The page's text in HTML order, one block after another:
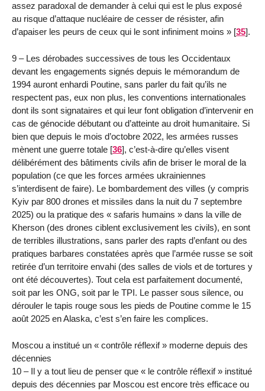
assez paradoxal de demander à celui qui est le plus exposé
au risque d’attaque nucléaire de cesser de résister, afin
d’apaiser les peurs de ceux qui le sont infiniment moins » [35].
9 – Les dérobades successives de tous les Occidentaux
devant les engagements signés depuis le mémorandum de
1994 auront enhardi Poutine, sans parler du fait qu’ils ne
respectent pas, eux non plus, les conventions internationales
dont ils sont signataires et qui leur font obligation d’intervenir en
cas de génocide débutant ou d’atteinte au droit humanitaire. Si
bien que depuis le mois d’octobre 2022, les armées russes
mènent une guerre totale [36], c’est-à-dire qu’elles visent
délibérément des bâtiments civils afin de briser le moral de la
population (ce que les forces armées ukrainiennes
s’interdisent de faire). Le bombardement des villes (y compris
Kyiv par 800 drones et missiles dans la nuit du 7 septembre
2025) ou la pratique des « safaris humains » dans la ville de
Kherson (des drones ciblent exclusivement les civils), en sont
de terribles illustrations, sans parler des rapts d’enfant ou des
pratiques barbares constatées après que l’armée russe se soit
retirée d’un territoire envahi (des salles de viols et de tortures y
ont été découvertes). Tout cela est parfaitement documenté,
soit par les ONG, soit par le TPI. Le passer sous silence, ou
dérouler le tapis rouge sous les pieds de Poutine comme le 15
août 2025 en Alaska, c’est s’en faire les complices.
Moscou a institué un « contrôle réflexif » moderne depuis des
décennies
10 – Il y a tout lieu de penser que « le contrôle réflexif » institué
depuis des décennies par Moscou est encore très efficace ou